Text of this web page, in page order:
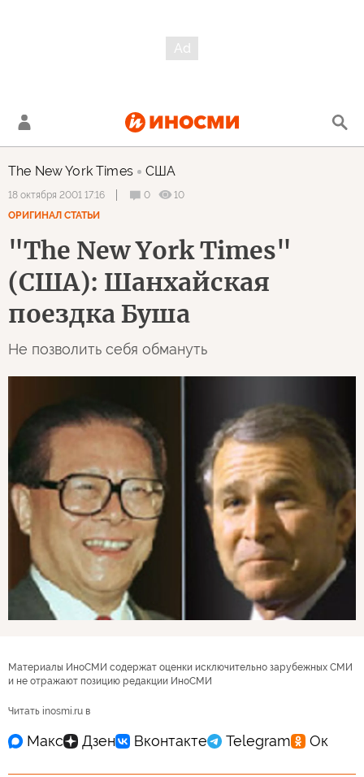
The New York Times США
18 октября 2001 17:16 0
10
ОРИГИНАЛ СТАТЬИ
"The New York Times"
(США): Шанхайская
поездка Буша
Не позволить себя обмануть
Материалы ИноСМИ содержат оценки исключительно зарубежных СМИ
и не отражают позицию редакции ИноСМИ
Читать inosmi.ru в